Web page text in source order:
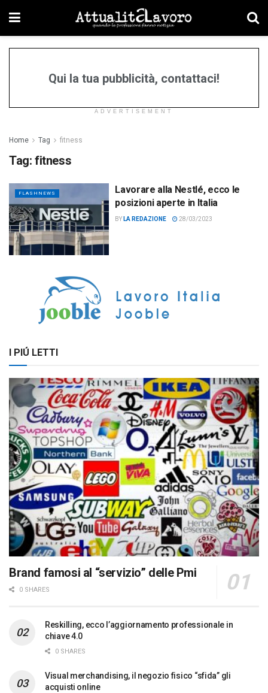
Qui la tua pubblicità, contattaci!
ADVERTISEMENT
Home Tag fitness
Tag: fitness
FLASHNEWS
Lavorare alla Nestlé, ecco le
posizioni aperte in Italia
BY LA REDAZIONE 28/03/2023
I PIÚ LETTI
Brand famosi al “servizio” delle Pmi
0 SHARES
Reskilling, ecco l’aggiornamento professionale in
chiave 4.0
0 SHARES
Visual merchandising, il negozio fisico “sfida” gli
acquisti online